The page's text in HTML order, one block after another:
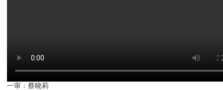
一审：蔡晓莉